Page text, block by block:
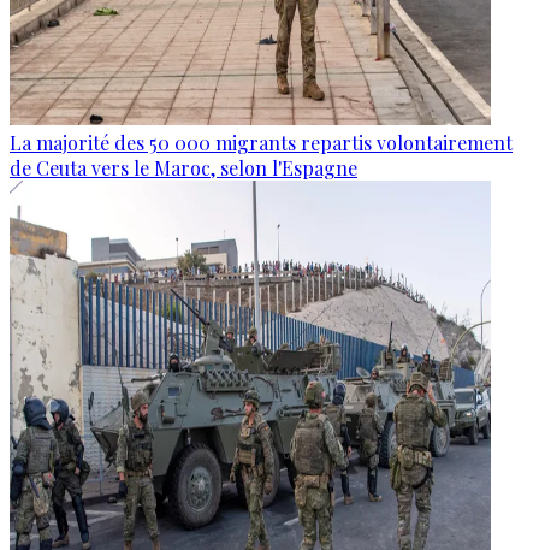
La majorité des 50 000 migrants repartis volontairement
de Ceuta vers le Maroc, selon l'Espagne